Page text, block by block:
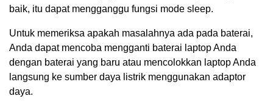
baik, itu dapat mengganggu fungsi mode sleep.
Untuk memeriksa apakah masalahnya ada pada baterai,
Anda dapat mencoba mengganti baterai laptop Anda
dengan baterai yang baru atau mencolokkan laptop Anda
langsung ke sumber daya listrik menggunakan adaptor
daya.